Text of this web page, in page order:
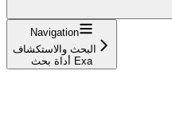
Navigation
البحث والاستكشاف
أداة بحث Exa